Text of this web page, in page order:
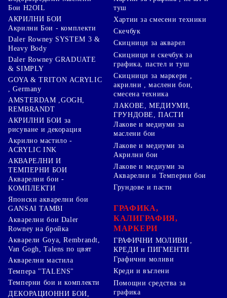
Бои H2OIL
АКРИЛНИ БОИ
Акрилни Бои - комплекти
Daler Rowney SYSTEM 3 &
Heavy Body
Daler Rowney GRADUATE
& SIMPLY
GOYA & TRITON АCRYLIC
, Germany
AMSTERDAM ,GOGH,
REMBRANDT
АКРИЛНИ БОИ за
рисуване и декорация
Акрилно мастило -
ACRYLIC INK
АКВАРЕЛНИ И
ТЕМПЕРНИ БОИ
Акварелни бои -
КОМПЛЕКТИ
Японски акварелни бои
GANSAI TAMBI
Акварелни бои Daler
Rowney на бройка
Акварели Goya, Rembrandt,
Van Gogh, Talens по цвят
Акварелни мастила
Темпера "TALENS"
Темперни бои и комплекти
ДЕКОРАЦИОННИ БОИ,
туш
Хартии за смесени техники
Скечбук
Скицници за акварел
Скицници и скечбук за
графика, пастел и туш
Скицници за маркери ,
акрилни , маслени бои,
смесена техника
ЛАКОВЕ, МЕДИУМИ,
ГРУНДОВЕ, ПАСТИ
Лакове и медиуми за
маслени бои
Лакове и медиуми за
Акрилни бои
Лакове и медиуми за
Акварелни и Темперни бои
Грундове и пасти
ГРАФИКА,
КАЛИГРАФИЯ,
МАРКЕРИ
ГРАФИЧНИ МОЛИВИ ,
КРЕДИ и ПИГМЕНТИ
Графични моливи
Креди и въглени
Помощни средства за
графика